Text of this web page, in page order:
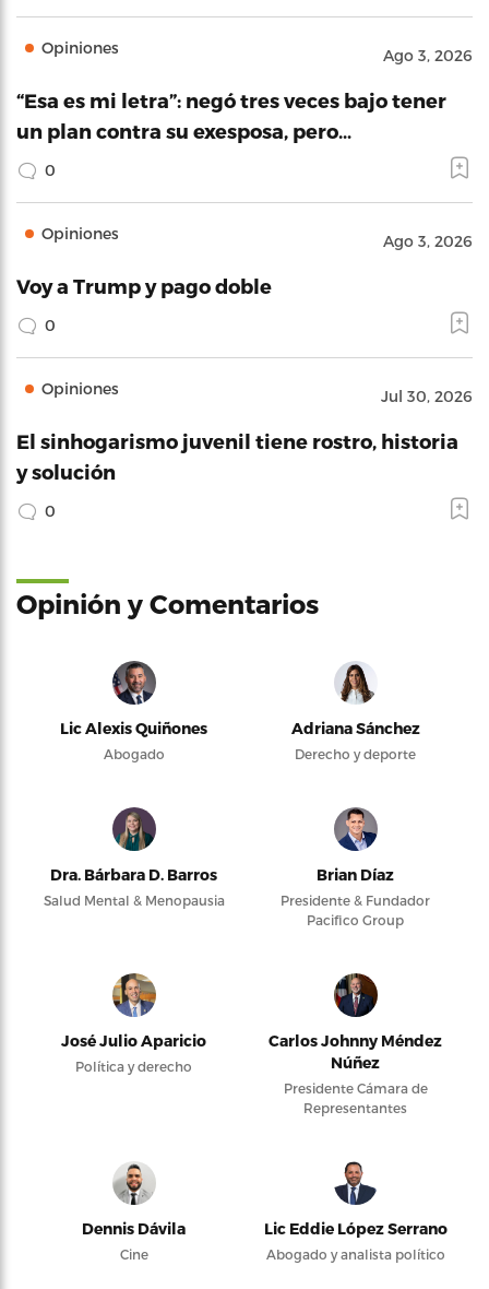
Opiniones Ago 3, 2026
“Esa es mi letra”: negó tres veces bajo tener
un plan contra su exesposa, pero…
0
Opiniones Ago 3, 2026
Voy a Trump y pago doble
0
Opiniones Jul 30, 2026
El sinhogarismo juvenil tiene rostro, historia
y solución
0
Opinión y Comentarios
Lic Alexis Quiñones
Abogado
Adriana Sánchez
Derecho y deporte
Dra. Bárbara D. Barros
Salud Mental & Menopausia
Brian Díaz
Presidente & Fundador
Pacifico Group
José Julio Aparicio
Política y derecho
Carlos Johnny Méndez
Núñez
Presidente Cámara de
Representantes
Dennis Dávila
Cine
Lic Eddie López Serrano
Abogado y analista político